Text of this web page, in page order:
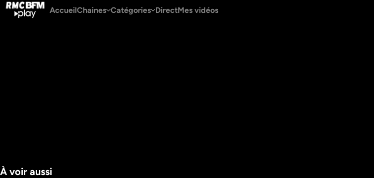
AccueilChaines Catégories DirectMes vidéos
À voir aussi